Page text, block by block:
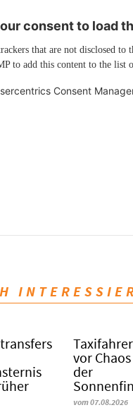
consent to load
that are not disclosed to
to add this content to the list
Consent
vor
der
vom 07.08.2026